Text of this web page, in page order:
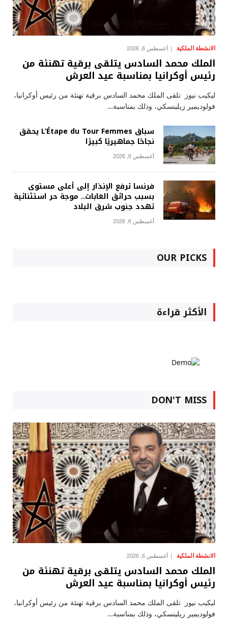
الانشطة الملكية أغسطس 6, 2026
الملك محمد السادس يتلقى برقية تهنئة من
رئيس أوكرانيا بمناسبة عيد العرش
ليكيب نيوز تلقى الملك محمد السادس برقية تهنئة من رئيس أوكرانيا،
فولوديمير زيلينسكي، وذلك بمناسبة…
سباق L’Étape du Tour Femmes يحقق
نجاحًا جماهيريًا كبيرًا
أغسطس 6, 2026
فرنسا ترفع الإنذار إلى أعلى مستوى
بسبب حرائق الغابات.. موجة حر استثنائية
تهدد جنوب شرق البلاد
أغسطس 6, 2026
OUR PICKS
الأكثر قراءة
DON'T MISS
الانشطة الملكية أغسطس 6, 2026
الملك محمد السادس يتلقى برقية تهنئة من
رئيس أوكرانيا بمناسبة عيد العرش
ليكيب نيوز تلقى الملك محمد السادس برقية تهنئة من رئيس أوكرانيا،
فولوديمير زيلينسكي، وذلك بمناسبة…